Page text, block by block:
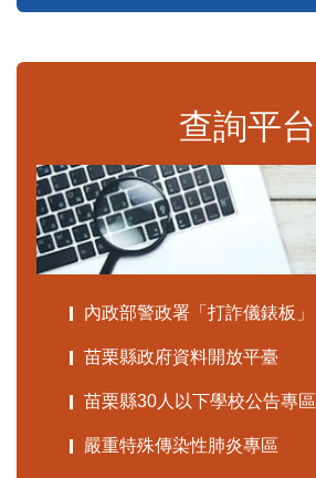
查詢平台
內政部警政署「打詐儀錶板」
苗栗縣政府資料開放平臺
苗栗縣30人以下學校公告專區
嚴重特殊傳染性肺炎專區